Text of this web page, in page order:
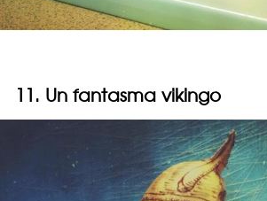
11. Un fantasma vikingo